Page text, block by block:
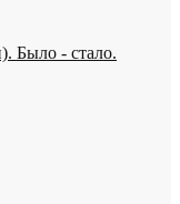
Было - стало.